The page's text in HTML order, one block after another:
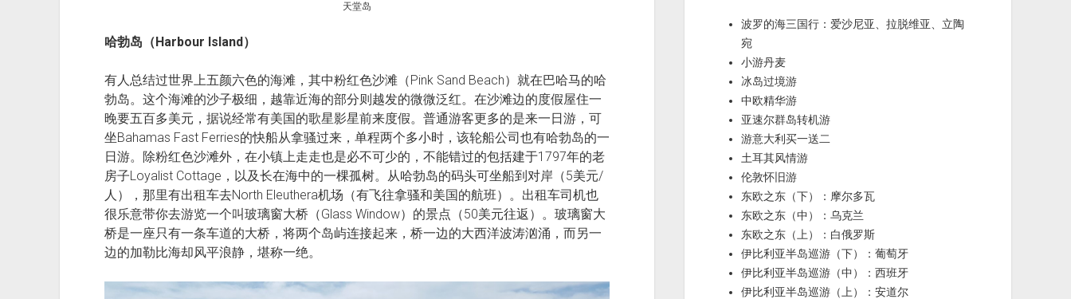
天堂岛
哈勃岛（Harbour Island）
有人总结过世界上五颜六色的海滩，其中粉红色沙滩（Pink Sand Beach）就在巴哈马的哈
勃岛。这个海滩的沙子极细，越靠近海的部分则越发的微微泛红。在沙滩边的度假屋住一
晚要五百多美元，据说经常有美国的歌星影星前来度假。普通游客更多的是来一日游，可
坐Bahamas Fast Ferries的快船从拿骚过来，单程两个多小时，该轮船公司也有哈勃岛的一
日游。除粉红色沙滩外，在小镇上走走也是必不可少的，不能错过的包括建于1797年的老
房子Loyalist Cottage，以及长在海中的一棵孤树。从哈勃岛的码头可坐船到对岸（5美元/
人），那里有出租车去North Eleuthera机场（有飞往拿骚和美国的航班）。出租车司机也
很乐意带你去游览一个叫玻璃窗大桥（Glass Window）的景点（50美元往返）。玻璃窗大
桥是一座只有一条车道的大桥，将两个岛屿连接起来，桥一边的大西洋波涛汹涌，而另一
边的加勒比海却风平浪静，堪称一绝。
波罗的海三国行：爱沙尼亚、拉脱维亚、立陶
宛
小游丹麦
冰岛过境游
中欧精华游
亚速尔群岛转机游
游意大利买一送二
土耳其风情游
伦敦怀旧游
东欧之东（下）：摩尔多瓦
东欧之东（中）：乌克兰
东欧之东（上）：白俄罗斯
伊比利亚半岛巡游（下）：葡萄牙
伊比利亚半岛巡游（中）：西班牙
伊比利亚半岛巡游（上）：安道尔